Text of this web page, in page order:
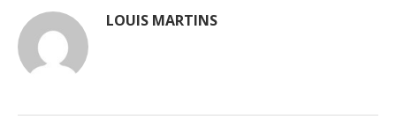
LOUIS MARTINS